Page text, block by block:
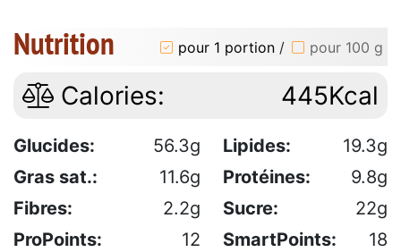
Nutrition pour 1 portion / pour 100 g
Calories: 445Kcal
Glucides: 56.3g Lipides:
19.3g
Gras sat.:
11.6g Protéines:
9.8g
Fibres:
2.2g Sucre:
22g
ProPoints:
12 SmartPoints: 18